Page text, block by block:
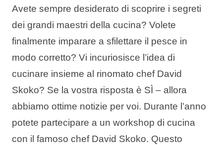
Destinazioni
Tipi di vacanza
Programma Ami Loyalty
Avete sempre desiderato di scoprire i segreti
dei grandi maestri della cucina? Volete
finalmente imparare a sfilettare il pesce in
modo corretto? Vi incuriosisce l’idea di
cucinare insieme al rinomato chef David
Skoko? Se la vostra risposta è SÌ – allora
abbiamo ottime notizie per voi. Durante l’anno
potete partecipare a un workshop di cucina
con il famoso chef David Skoko. Questo